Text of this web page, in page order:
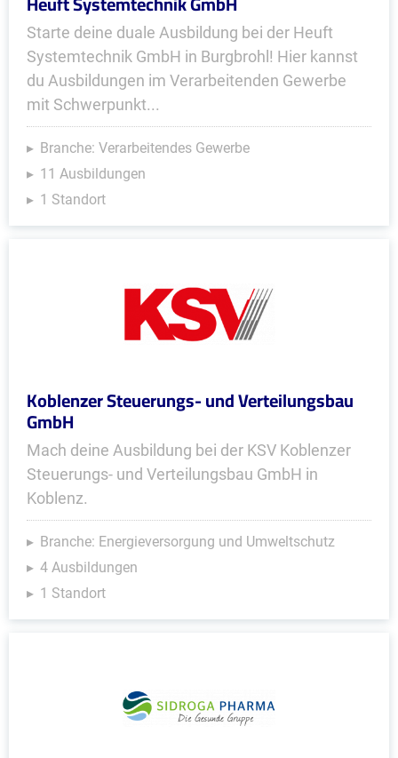
Starte deine duale Ausbildung bei der Heuft
Systemtechnik GmbH in Burgbrohl! Hier kannst
du Ausbildungen im Verarbeitenden Gewerbe
mit Schwerpunkt...
Branche: Verarbeitendes Gewerbe
11 Ausbildungen
1 Standort
Koblenzer Steuerungs- und Verteilungsbau
GmbH
Mach deine Ausbildung bei der KSV Koblenzer
Steuerungs- und Verteilungsbau GmbH in
Koblenz.
Branche: Energieversorgung und Umweltschutz
4 Ausbildungen
1 Standort